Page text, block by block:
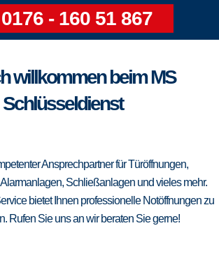
- 160 51 867
willkommen beim MS
Schlüsseldienst
Ansprechpartner für Türöffnungen,
Schließanlagen und vieles mehr.
bietet Ihnen professionelle Notöffnungen zu
Rufen Sie uns an wir beraten Sie gerne!